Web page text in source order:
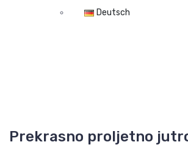
Deutsch
Prekrasno proljetno